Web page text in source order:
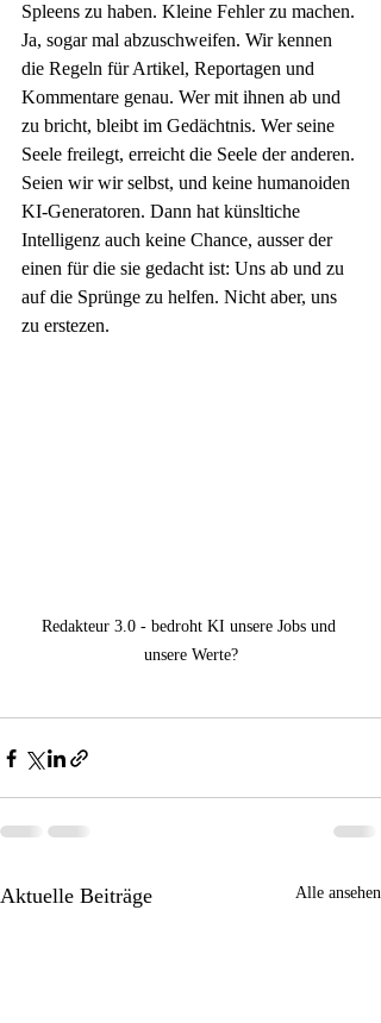
Spleens zu haben. Kleine Fehler zu machen.
Ja, sogar mal abzuschweifen. Wir kennen
die Regeln für Artikel, Reportagen und
Kommentare genau. Wer mit ihnen ab und
zu bricht, bleibt im Gedächtnis. Wer seine
Seele freilegt, erreicht die Seele der anderen.
Seien wir wir selbst, und keine humanoiden
KI-Generatoren. Dann hat künsltiche
Intelligenz auch keine Chance, ausser der
einen für die sie gedacht ist: Uns ab und zu
auf die Sprünge zu helfen. Nicht aber, uns
zu erstezen.
Redakteur 3.0 - bedroht KI unsere Jobs und
unsere Werte?
Aktuelle Beiträge Alle ansehen